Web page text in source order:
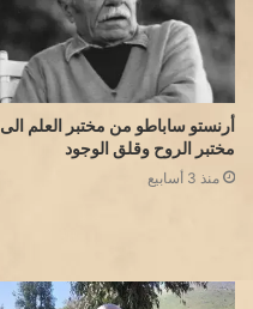
أرنستو ساباطو من مختبر العلم الى
مختبر الروح وقلق الوجود
منذ 3 أسابيع